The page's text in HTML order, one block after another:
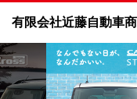
有限会社近藤自動車